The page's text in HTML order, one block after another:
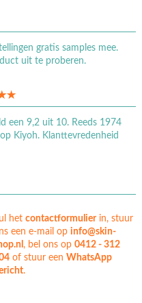
gratis samples mee.
uit te proberen.
een 9,2 uit 10. Reeds 1974
Kiyoh. Klanttevredenheid
hetcontactformulierin, stuur
een e-mail op info@skin-
, bel ons op0412 - 312
of stuur eenWhatsApp
.